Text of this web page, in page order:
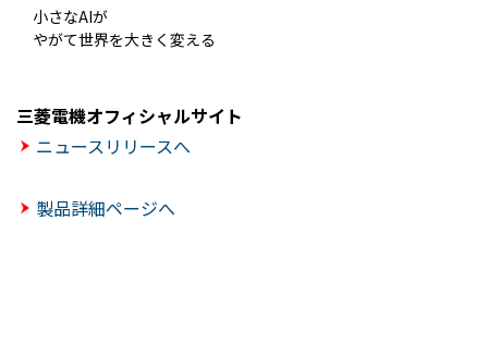
小さなAIが
やがて世界を大きく変える
三菱電機オフィシャルサイト
ニュースリリースへ
製品詳細ページへ